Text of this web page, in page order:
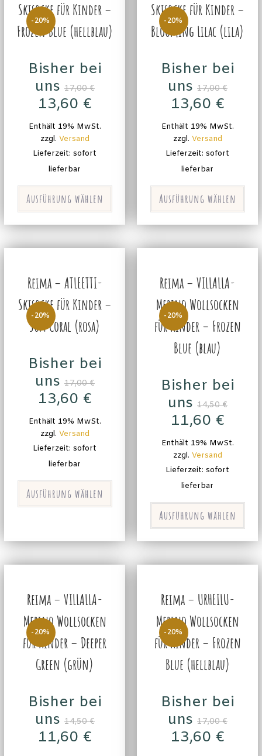
-20%
Skisocke für Kinder –
Frozen Blue (hellblau)
Bisher bei
uns 17,00€
13,60 €
Enthält 19% MwSt.
zzgl. Versand
Lieferzeit: sofort
lieferbar
Ausführung wählen
-20%
Skisocke für Kinder –
Blooming Lilac (lila)
Bisher bei
uns 17,00€
13,60 €
Enthält 19% MwSt.
zzgl. Versand
Lieferzeit: sofort
lieferbar
Ausführung wählen
-20%
Reima – ATLEETTI-
Skisocke für Kinder –
Soft Coral (rosa)
Bisher bei
uns 17,00€
13,60 €
Enthält 19% MwSt.
zzgl. Versand
Lieferzeit: sofort
lieferbar
Ausführung wählen
-20%
Reima – VILLALLA-
Merino Wollsocken
für Kinder – Frozen
Blue (blau)
Bisher bei
uns 14,50€
11,60 €
Enthält 19% MwSt.
zzgl. Versand
Lieferzeit: sofort
lieferbar
Ausführung wählen
-20%
Reima – VILLALLA-
Merino Wollsocken
für Kinder – Deeper
Green (grün)
Bisher bei
uns 14,50€
11,60 €
-20%
Reima – URHEILU-
Merino Wollsocken
für Kinder – Frozen
Blue (hellblau)
Bisher bei
uns 17,00€
13,60 €